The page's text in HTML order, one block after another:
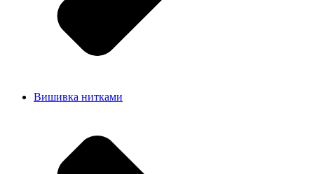
Вишивка нитками